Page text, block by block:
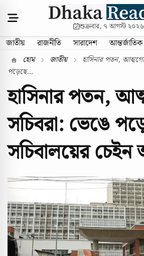
শুক্রবার, ৭ আগস্ট ২০২৬
জাতীয় রাজনীতি সারাদেশ আন্তর্জাতিক
হোম জাতীয়
হাসিনার পতন,
পড়েছে...
হাসিনার পতন,
সচিবরা: ভেঙে
সচিবালয়ের চেইন